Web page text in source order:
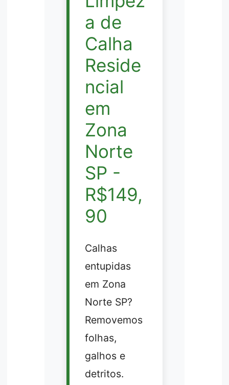
a de
Calha
Reside
ncial
em
Zona
Norte
SP -
R$149,
90
Calhas
entupidas
em Zona
Norte SP?
Removemos
folhas,
galhos e
detritos.